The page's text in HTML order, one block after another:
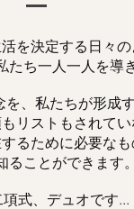
を決定する日々
たち一人一人を導
、私たちが形成
リストもされてい
るために必要な
ることができます。
式、デュオです...